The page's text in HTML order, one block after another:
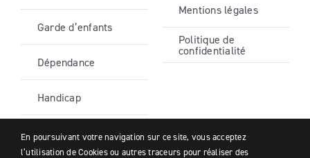
Garde d’enfants
Dépendance
Handicap
Jardinage
Mentions légales
Politique de
confidentialité
En poursuivant votre navigation sur ce site, vous acceptez
l’utilisation de Cookies ou autres traceurs pour réaliser des